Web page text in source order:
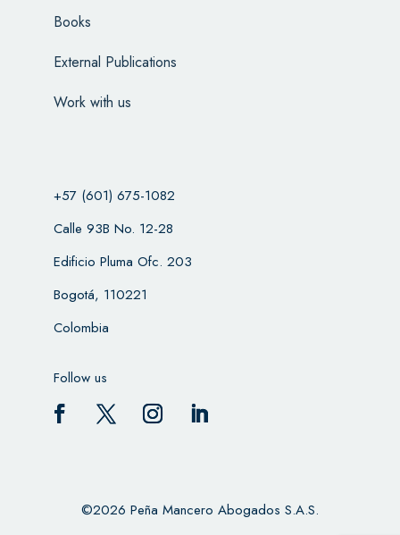
Books
External Publications
Work with us
+57 (601) 675-1082
Calle 93B No. 12-28
Edificio Pluma Ofc. 203
Bogotá, 110221
Colombia
Follow us
©2026 Peña Mancero Abogados S.A.S.